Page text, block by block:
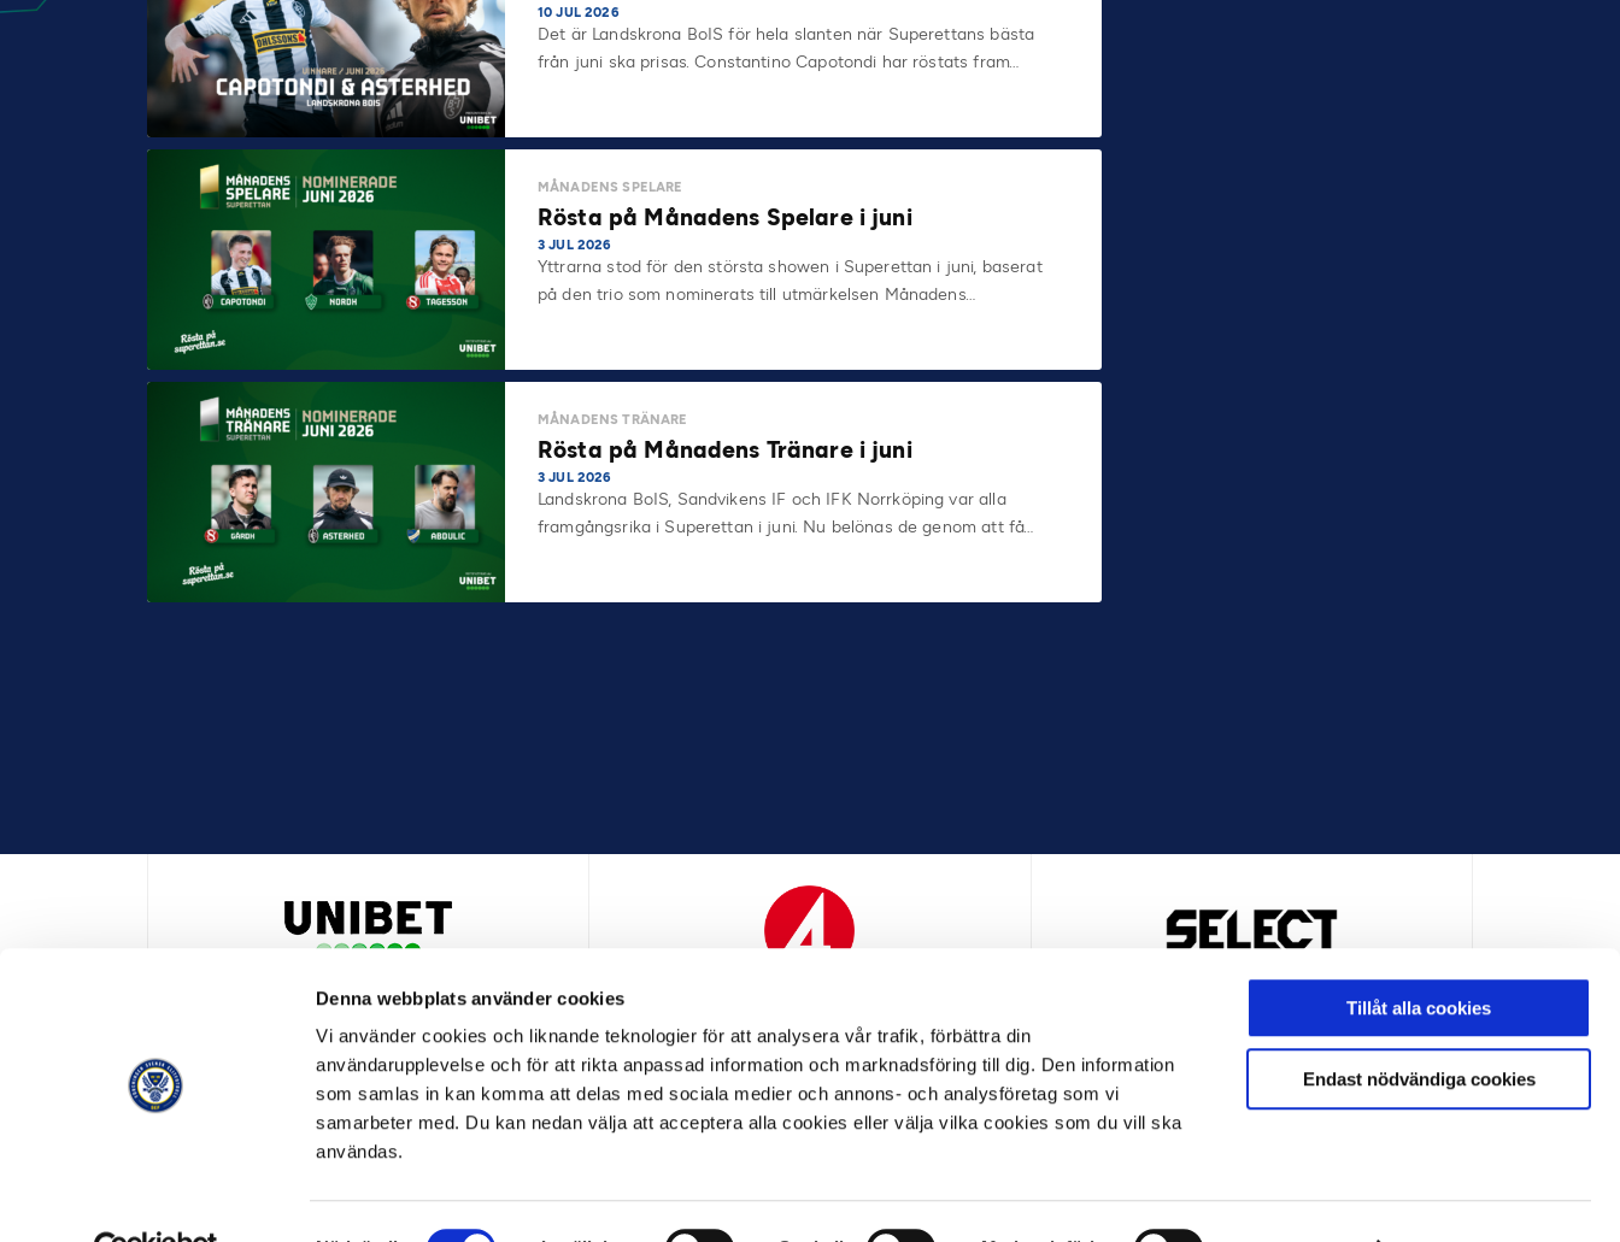
Denna webbplats använder cookies
Vi använder cookies och liknande teknologier för att analysera vår trafik, förbättra din
användarupplevelse och för att rikta anpassad information och marknadsföring till dig. Den information
som samlas in kan komma att delas med sociala medier och annons- och analysföretag som vi
samarbeter med. Du kan nedan välja att acceptera alla cookies eller välja vilka cookies som du vill ska
användas.
Samtyckesval
Tillåt alla cookies
Endast nödvändiga cookies
10 JUL 2026
Det är Landskrona BoIS för hela slanten när Superettans bästa
från juni ska prisas. Constantino Capotondi har röstats fram…
MÅNADENS SPELARE
Rösta på Månadens Spelare i juni
3 JUL 2026
Yttrarna stod för den största showen i Superettan i juni, baserat
på den trio som nominerats till utmärkelsen Månadens…
MÅNADENS TRÄNARE
Rösta på Månadens Tränare i juni
3 JUL 2026
Landskrona BoIS, Sandvikens IF och IFK Norrköping var alla
framgångsrika i Superettan i juni. Nu belönas de genom att få…
HUVUDPARTNER OCH PRESENTING PARTNER ALLSVENSKAN